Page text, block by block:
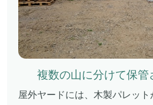
複数の山に分けて保管
屋外ヤードには、木製パレッ